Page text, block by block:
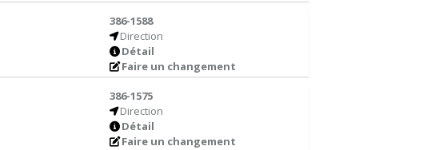
386-1588
Direction
Détail
Faire un changement
386-1575
Direction
Détail
Faire un changement